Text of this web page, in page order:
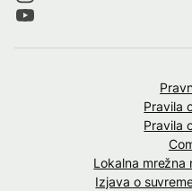
Pravila
Pravila
Lokalna mrežna
Izjava o